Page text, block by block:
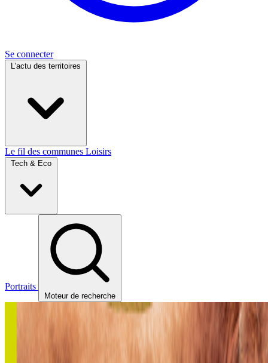
Se connecter
L'actu des territoires
Le fil des communes Loisirs
Tech & Eco
Portraits
Moteur de recherche